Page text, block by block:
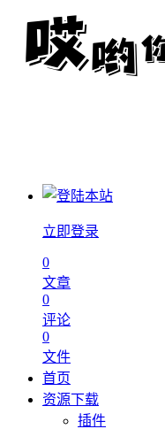
立即登录
0
文章
0
评论
0
文件
首页
资源下载
插件